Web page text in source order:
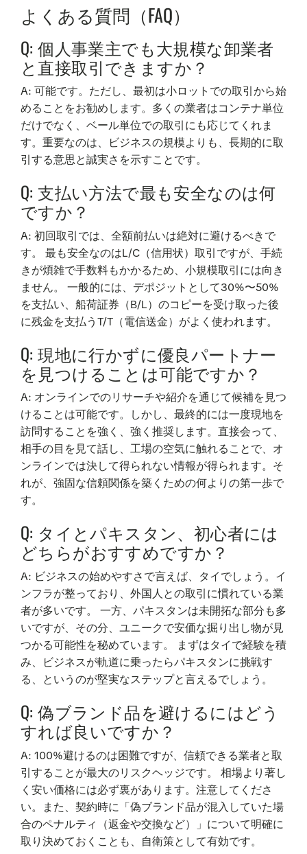
よくある質問（FAQ）
Q: 個人事業主でも大規模な卸業者
と直接取引できますか？
A: 可能です。ただし、最初は小ロットでの取引から始
めることをお勧めします。多くの業者はコンテナ単位
だけでなく、ベール単位での取引にも応じてくれま
す。重要なのは、ビジネスの規模よりも、長期的に取
引する意思と誠実さを示すことです。
Q: 支払い方法で最も安全なのは何
ですか？
A: 初回取引では、全額前払いは絶対に避けるべきで
す。 最も安全なのはL/C（信用状）取引ですが、手続
きが煩雑で手数料もかかるため、小規模取引には向き
ません。 一般的には、デポジットとして30%〜50%
を支払い、船荷証券（B/L）のコピーを受け取った後
に残金を支払うT/T（電信送金）がよく使われます。
Q: 現地に行かずに優良パートナー
を見つけることは可能ですか？
A: オンラインでのリサーチや紹介を通じて候補を見つ
けることは可能です。しかし、最終的には一度現地を
訪問することを強く、強く推奨します。直接会って、
相手の目を見て話し、工場の空気に触れることで、オ
ンラインでは決して得られない情報が得られます。そ
れが、強固な信頼関係を築くための何よりの第一歩で
す。
Q: タイとパキスタン、初心者には
どちらがおすすめですか？
A: ビジネスの始めやすさで言えば、タイでしょう。イ
ンフラが整っており、外国人との取引に慣れている業
者が多いです。 一方、パキスタンは未開拓な部分も多
いですが、その分、ユニークで安価な掘り出し物が見
つかる可能性を秘めています。 まずはタイで経験を積
み、ビジネスが軌道に乗ったらパキスタンに挑戦す
る、というのが堅実なステップと言えるでしょう。
Q: 偽ブランド品を避けるにはどう
すれば良いですか？
A: 100%避けるのは困難ですが、信頼できる業者と取
引することが最大のリスクヘッジです。 相場より著し
く安い価格には必ず裏があります。注意してくださ
い。また、契約時に「偽ブランド品が混入していた場
合のペナルティ（返金や交換など）」について明確に
取り決めておくことも、自衛策として有効です。